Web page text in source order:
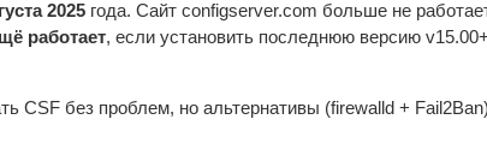
2025 года. Сайт configserver.com больше не
работает
CSF без проблем, но альтернативы (firewalld +